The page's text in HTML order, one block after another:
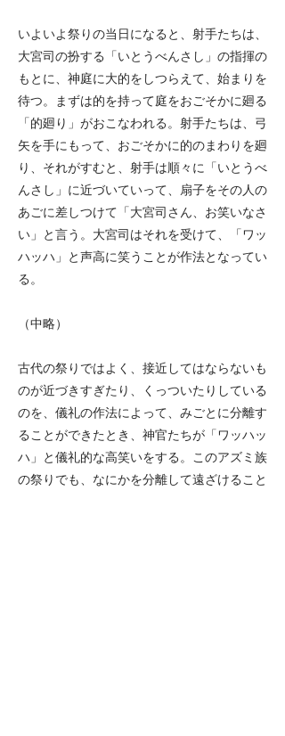
いよいよ祭りの当日になると、射手たちは、
大宮司の扮する「いとうべんさし」の指揮の
もとに、神庭に大的をしつらえて、始まりを
待つ。まずは的を持って庭をおごそかに廻る
「的廻り」がおこなわれる。射手たちは、弓
矢を手にもって、おごそかに的のまわりを廻
り、それがすむと、射手は順々に「いとうべ
んさし」に近づいていって、扇子をその人の
あごに差しつけて「大宮司さん、お笑いなさ
い」と言う。大宮司はそれを受けて、「ワッ
ハッハ」と声高に笑うことが作法となってい
る。
（中略）
古代の祭りではよく、接近してはならないも
のが近づきすぎたり、くっついたりしている
のを、儀礼の作法によって、みごとに分離す
ることができたとき、神官たちが「ワッハッ
ハ」と儀礼的な高笑いをする。このアズミ族
の祭りでも、なにかを分離して遠ざけること